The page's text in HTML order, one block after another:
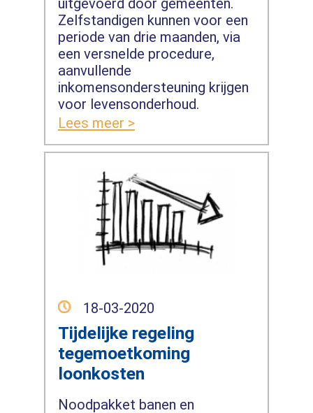
Zelfstandigen kunnen voor een
periode van drie maanden, via
een versnelde procedure,
aanvullende
inkomensondersteuning krijgen
voor levensonderhoud.
Lees meer >
18-03-2020
Tijdelijke regeling
tegemoetkoming
loonkosten
Noodpakket banen en